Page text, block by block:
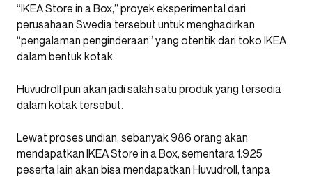
“IKEA Store in a Box,” proyek eksperimental dari
perusahaan Swedia tersebut untuk menghadirkan
“pengalaman penginderaan” yang otentik dari toko IKEA
dalam bentuk kotak.
Huvudroll pun akan jadi salah satu produk yang tersedia
dalam kotak tersebut.
Lewat proses undian, sebanyak 986 orang akan
mendapatkan IKEA Store in a Box, sementara 1.925
peserta lain akan bisa mendapatkan Huvudroll, tanpa